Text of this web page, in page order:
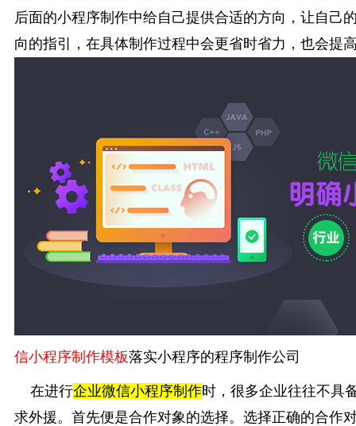
后面的小程序制作中给自己提供合适的方向，让自己
向的指引，在具体制作过程中会更省时省力，也会提
信小程序制作模板落实小程序的程序制作公司
在进行企业微信小程序制作时，很多企业往往不具
求外援。首先便是合作对象的选择。选择正确的合作